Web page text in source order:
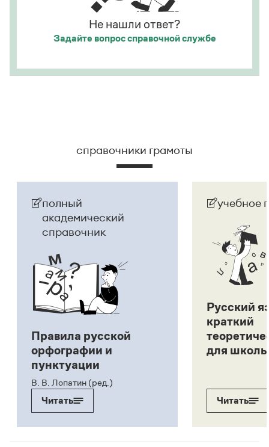
Не нашли ответ?
Задайте вопроссправочной службе
справочники грамоты
полный
академический
справочник
Правила русской
орфографии и
пунктуации
В. В. Лопатин (ред.)
Читать
учебное
Русский
краткий
для
Читать